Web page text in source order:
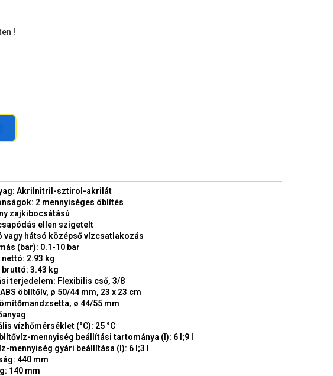
!
Akrilnitril-sztirol-akrilát
2 mennyiséges öblítés
zajkibocsátású
ellen szigetelt
vagy hátsó középső vízcsatlakozás
(bar): 0.1-10 bar
2.93 kg
3.43 kg
terjedelem: Flexibilis cső, 3/8
öblítőív, ø 50/44 mm, 23 x 23 cm
ø 44/55 mm
vízhőmérséklet (°C): 25 °C
mennyiség beállítási tartománya (l): 6 l;9 l
mennyiség gyári beállítása (l): 6 l;3 l
440 mm
140 mm